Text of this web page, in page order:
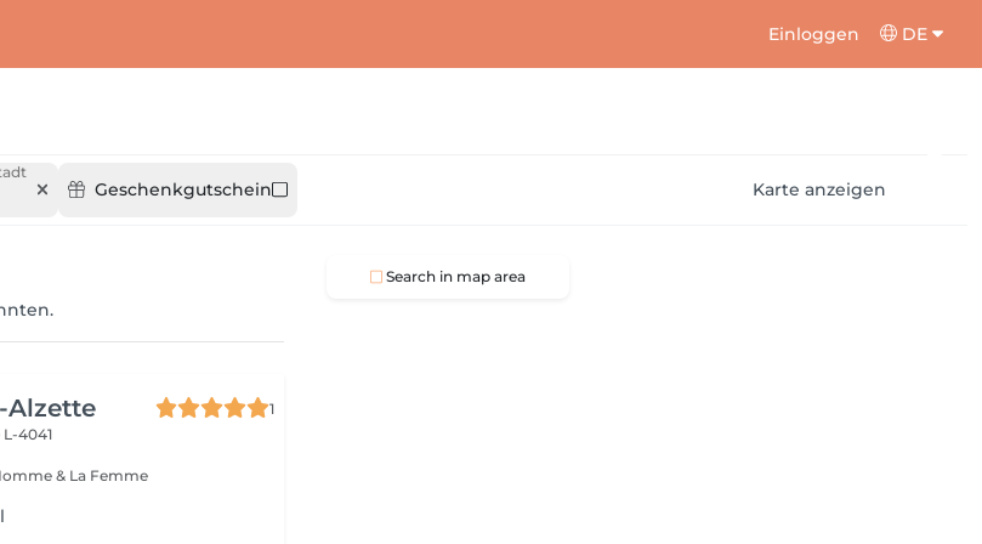
Einloggen DE
Geschenkgutschein Karte anzeigen
Alzette
1
4041
être Pour L'Homme & La Femme
Search in map area